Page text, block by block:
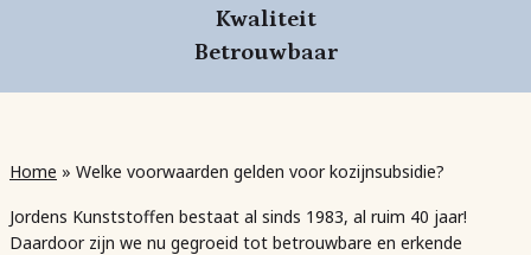
Kwaliteit
Betrouwbaar
Home » Welke voorwaarden gelden voor kozijnsubsidie?
Jordens Kunststoffen bestaat al sinds 1983, al ruim 40 jaar!
Daardoor zijn we nu gegroeid tot betrouwbare en erkende